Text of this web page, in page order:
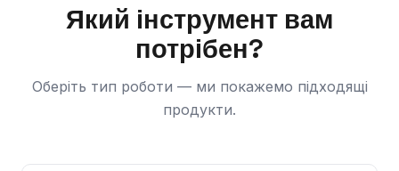
Який інструмент вам
потрібен?
Оберіть тип роботи — ми покажемо підходящі
продукти.